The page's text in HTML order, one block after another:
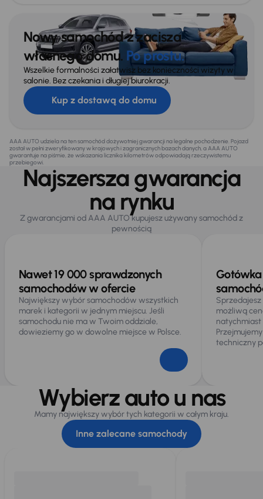
Nowy samochód z zacisza
własnego domu. Po prostu.
Wszelkie formalności załatwisz bez konieczności wizyty w
salonie. Bez czekania i długiej biurokracji.
Kup z dostawą do domu
AAA AUTO udziela na ten samochód dożywotniej gwarancji na legalne pochodzenie. Pojazd
został w pełni zweryfikowany w krajowych i zagranicznych bazach danych, a AAA AUTO
gwarantuje na piśmie, że wskazania licznika kilometrów odpowiadają rzeczywistemu
przebiegowi.
Najszersza gwarancja
na rynku
Z gwarancjami od AAA AUTO kupujesz używany samochód z
pewnością
Nawet 19 000 sprawdzonych
samochodów w ofercie
Największy wybór samochodów wszystkich
marek i kategorii w jednym miejscu. Jeśli
samochodu nie ma w Twoim oddziale,
dowieziemy go w dowolne miejsce w Polsce.
możliwą
techniczny
Wybierz auto u nas
Mamy największy wybór tych kategorii w całym kraju.
Inne zalecane samochody